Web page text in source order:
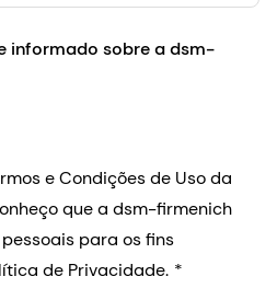
informado sobre a dsm-
e Condições de Uso da
que a dsm-firmenich
para os fins
de Privacidade.